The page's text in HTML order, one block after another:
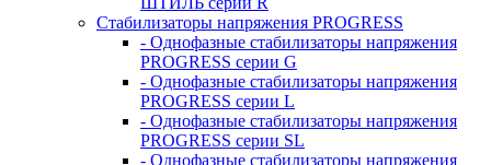
Стабилизаторы напряжения PROGRESS
- Однофазные стабилизаторы напряжения
PROGRESS серии G
- Однофазные стабилизаторы напряжения
PROGRESS серии L
- Однофазные стабилизаторы напряжения
PROGRESS серии SL
- Однофазные стабилизаторы напряжения